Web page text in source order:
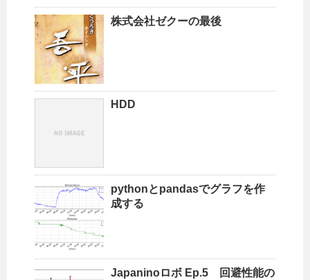
株式会社ゼクーの最後
HDD
pythonとpandasでグラフを作
成する
Japaninoロボ Ep.5 回避性能の